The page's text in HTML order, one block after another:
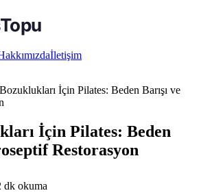
İletişim
İçin Pilates: Beden Barışı ve
İçin Pilates: Beden
Restorasyon
dk okuma